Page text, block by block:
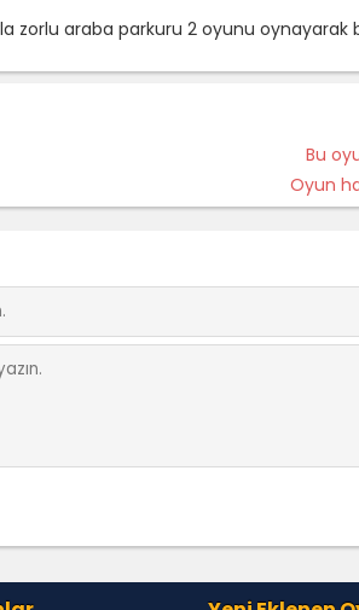
zorlu araba parkuru 2 oyunu
Bu
Oyun